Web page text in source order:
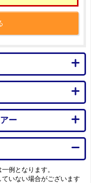
ー
例となります。
いない場合がございます